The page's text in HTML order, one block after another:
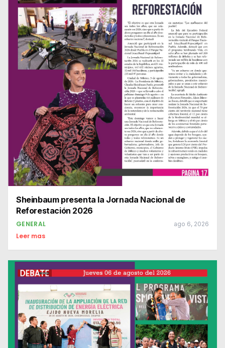
Sheinbaum presenta la Jornada Nacional de
Reforestación 2026
GENERAL ago 6, 2026
Leer mas